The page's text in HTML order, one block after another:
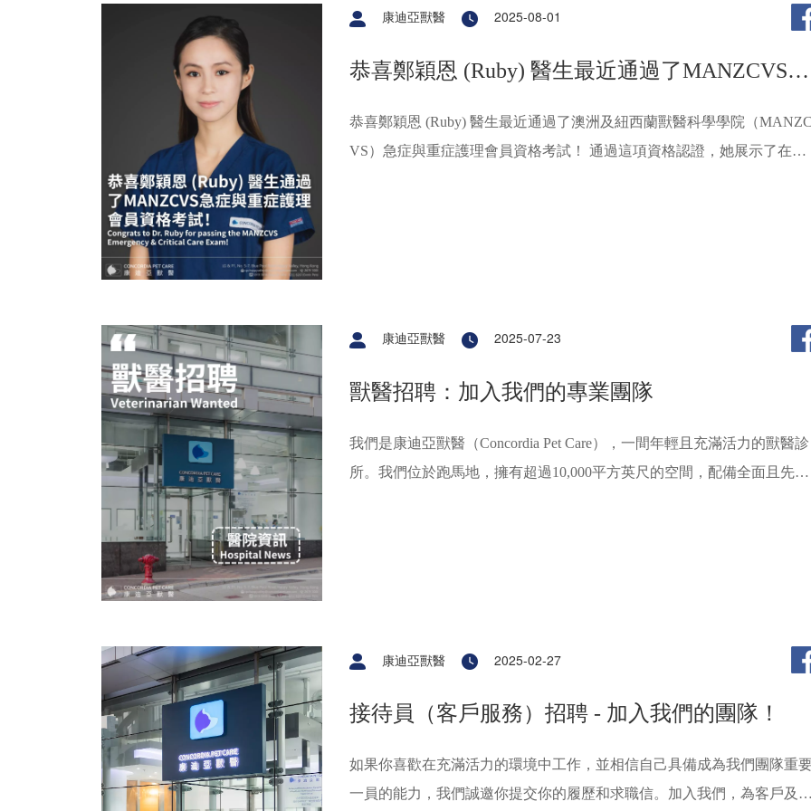
康迪亞獸醫 2025-08-01
恭喜鄭穎恩 (Ruby) 醫生最近通過了MANZCVS急
症與
恭喜鄭穎恩 (Ruby) 醫生最近通過了澳洲及紐西蘭獸醫科學學院（
VS）急症與重症護理會員資格考試！ 通過這項資格認證，她展示了在這
康迪亞獸醫 2025-07-23
獸醫招聘：加入我們的專業團隊
我們是康迪亞獸醫（Concordia Pet Care），一間年輕且充滿活力的獸醫診
所。我們位於跑馬地，擁有超過10,000平方英尺的空間，配備全面且先進
康迪亞獸醫 2025-02-27
接待員（客戶服務）招聘 - 加入我們的團隊！
如果你喜歡在充滿活力的環境中工作，並相信自己具備成為我們團隊重
一員的能力，我們誠邀你提交你的履歷和求職信。加入我們，為客戶及